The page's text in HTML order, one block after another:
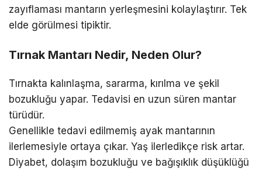
zayıflaması mantarın yerleşmesini kolaylaştırır. Tek
elde görülmesi tipiktir.
Tırnak Mantarı Nedir, Neden Olur?
Tırnakta kalınlaşma, sararma, kırılma ve şekil
bozukluğu yapar. Tedavisi en uzun süren mantar
türüdür.
Genellikle tedavi edilmemiş ayak mantarının
ilerlemesiyle ortaya çıkar. Yaş ilerledikçe risk artar.
Diyabet, dolaşım bozukluğu ve bağışıklık düşüklüğü